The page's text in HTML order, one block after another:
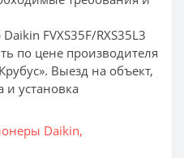
FVXS35F/RXS35L3
по цене производителя
Выезд на объект,
и установка
Daikin,